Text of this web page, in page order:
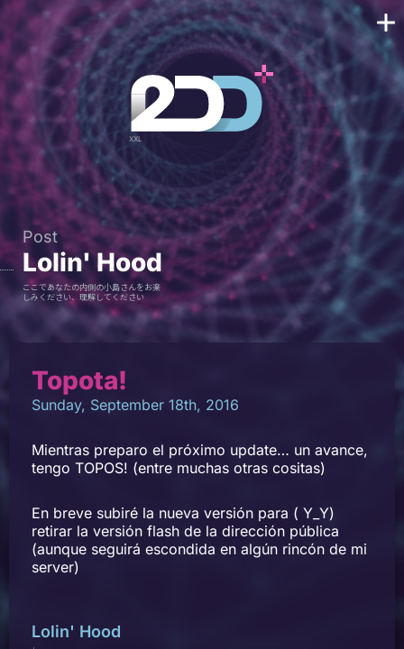
Post
Lolin' Hood
ここであなたの内側の小島さんをお楽
しみください、理解してください
Topota!
Sunday, September 18th, 2016
Mientras preparo el próximo update… un avance,
tengo TOPOS! (entre muchas otras cositas)
En breve subiré la nueva versión para ( Y_Y)
retirar la versión flash de la dirección pública
(aunque seguirá escondida en algún rincón de mi
server)
Lolin' Hood